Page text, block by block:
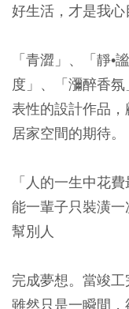
好生活，才是我心
「青澀」、「靜•
度」、「瀰醉香
表性的設計作品
居家空間的期待。
「人的一生中花
能一輩子只裝潢
幫別人
完成夢想。當竣工
雖然只是一瞬間